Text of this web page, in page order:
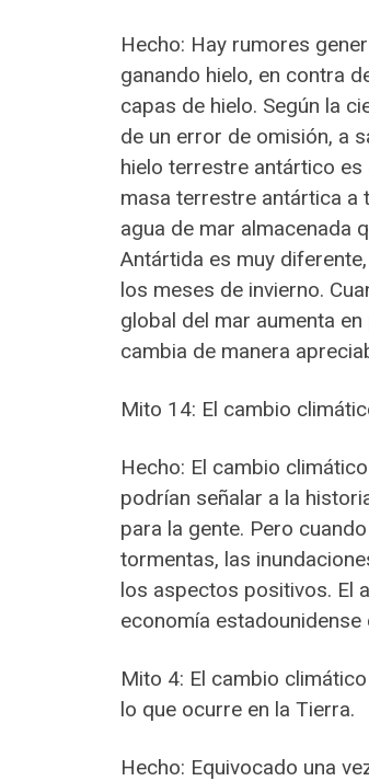
Hecho: Hay rumores
ganando hielo, en contra
capas de hielo. Según la
de un error de omisión, a
hielo terrestre antártico es
masa terrestre antártica a
agua de mar almacenada
Antártida es muy
los meses de invierno.
global del mar aumenta
cambia de manera
Mito 14: El cambio
Hecho: El cambio
podrían señalar a la
para la gente. Pero
tormentas, las
los aspectos positivos. El
economía
Mito 4: El cambio
lo que ocurre en la Tierra.
Hecho: Equivocado una